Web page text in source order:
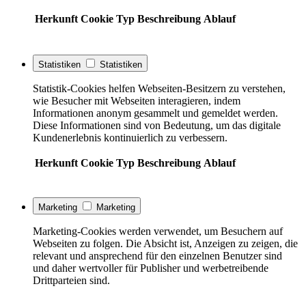
Herkunft Cookie Typ Beschreibung Ablauf
Statistiken Statistiken
Statistik-Cookies helfen Webseiten-Besitzern zu verstehen,
wie Besucher mit Webseiten interagieren, indem
Informationen anonym gesammelt und gemeldet werden.
Diese Informationen sind von Bedeutung, um das digitale
Kundenerlebnis kontinuierlich zu verbessern.
Herkunft Cookie Typ Beschreibung Ablauf
Marketing Marketing
Marketing-Cookies werden verwendet, um Besuchern auf
Webseiten zu folgen. Die Absicht ist, Anzeigen zu zeigen, die
relevant und ansprechend für den einzelnen Benutzer sind
und daher wertvoller für Publisher und werbetreibende
Drittparteien sind.